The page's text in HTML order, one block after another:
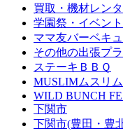
買取・機材レン
学園祭・イベン
ママ友バーベキ
その他の出張プ
ステーキＢＢＱ
MUSLIMムスリ
WILD BUNCH
下関市
下関市(豊田・豊